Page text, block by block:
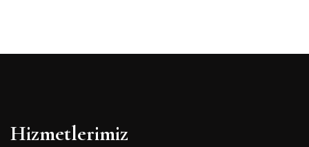
Hizmetlerimiz